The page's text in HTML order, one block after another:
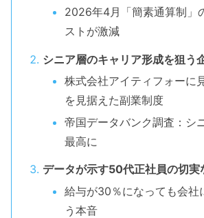
2026年4月「簡素通算制」
ストが激減
シニア層のキャリア形成を狙う
株式会社アイティフォーに
を見据えた副業制度
帝国データバンク調査：シ
最高に
データが示す50代正社員の切実
給与が30％になっても会社
う本音